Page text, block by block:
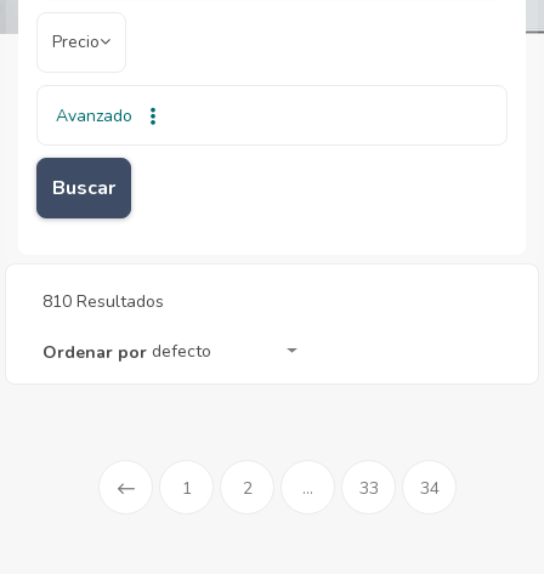
Precio
Avanzado
Buscar
Inicio Inmobiliarias
Inmobiliarias
810 Resultados
Ordenar por defecto
1 2 ... 33 34